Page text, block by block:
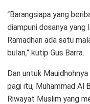
“Barangsiapa yang
diampuni dosanya yang
Ramadhan ada satu
bulan,” kutip Gus Barra.
Dan untuk
pagi itu, Muhammad Al
Riwayat Muslim yang